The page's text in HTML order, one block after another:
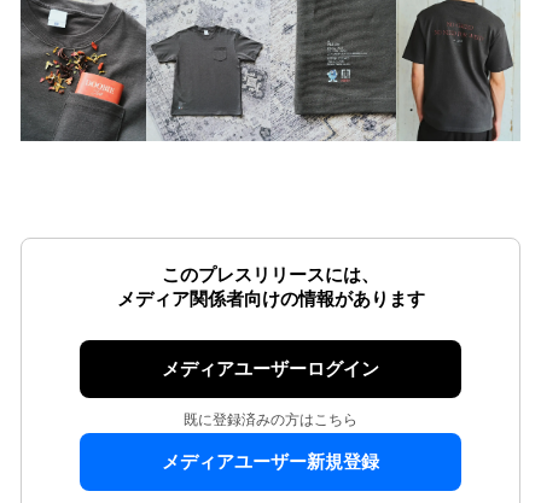
このプレスリリースには、
メディア関係者向けの情報があります
メディアユーザーログイン
既に登録済みの方はこちら
メディアユーザー新規登録